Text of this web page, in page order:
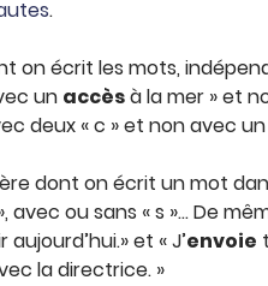
.
on écrit les mots,
un accèsà la mer » et
deux « c » et non avec un
dont on écrit un mot
ou sans « s »… De
et « J’envoie
la directrice. »